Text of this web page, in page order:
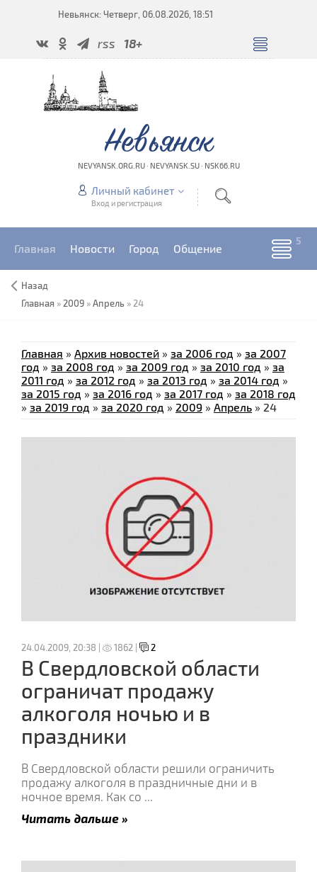
Невьянск: Четверг, 06.08.2026, 18:51
rss 18+
Невьянск
NEVYANSK.ORG.RU · NEVYANSK.SU · NSK66.RU
Личный кабинет
Вход и регистрация
Главная Новости Город Общение
Назад
Главная » 2009 »Апрель » 24
Главная » Архив новостей » за 2006 год » за 2007
год » за 2008 год » за 2009 год » за 2010 год » за
2011 год » за 2012 год » за 2013 год » за 2014 год »
за 2015 год » за 2016 год » за 2017 год » за 2018 год
» за 2019 год » за 2020 год » 2009 » Апрель » 24
24.04.2009, 20:38 | 1862 | 2
В Свердловской области
ограничат продажу
алкоголя ночью и в
праздники
В Свердловской области решили ограничить
продажу алкоголя в праздничные дни и в
ночное время. Как со ...
Читать дальше »